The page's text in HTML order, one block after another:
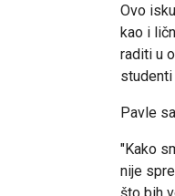
Ovo
kao i
raditi u
Pavle
"Kako
nije
što bih